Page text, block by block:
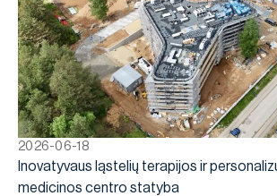
2026-06-18
Inovatyvaus ląstelių terapijos ir
medicinos centro statyba